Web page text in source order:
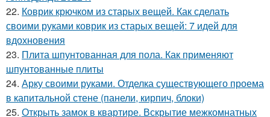
22. Коврик крючком из старых вещей. Как сделать
своими руками коврик из старых вещей: 7 идей для
вдохновения
23. Плита шпунтованная для пола. Как применяют
шпунтованные плиты
24. Арку своими руками. Отделка существующего проема
в капитальной стене (панели, кирпич, блоки)
25. Открыть замок в квартире. Вскрытие межкомнатных